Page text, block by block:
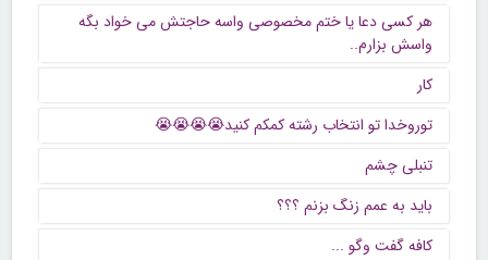
هر کسی دعا یا ختم مخصوصی واسه حاجتش می خواد بگه
واسش بزارم..
کار
توروخدا تو انتخاب رشته کمکم کنید😭😭😭😭
تنبلی چشم
باید به عمم زنگ بزنم ؟؟؟
كافه گفت وگو ...